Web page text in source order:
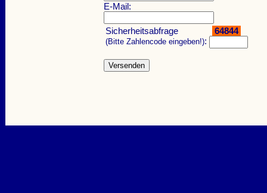
E-Mail:
Sicherheitsabfrage
(Bitte Zahlencode eingeben!):
64844